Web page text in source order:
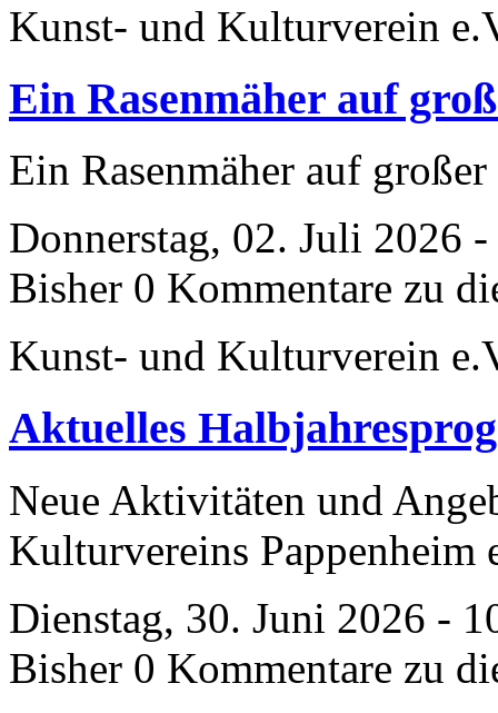
Kunst- und Kulturverein
Ein Rasenmäher auf
Ein Rasenmäher auf
Donnerstag, 02. Juli 2026
Bisher 0 Kommentare zu
Kunst- und Kulturverein
Aktuelles
Neue Aktivitäten und
Kulturvereins Pappenheim
Dienstag, 30. Juni 2026 -
Bisher 0 Kommentare zu